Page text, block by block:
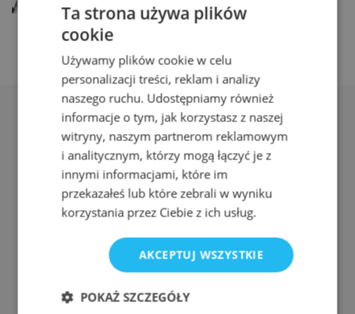
Adres:
ul. Nyska 61a, Wrocław 50-505
Telefon:
511 080 423
E-mail:
Ta strona używa plików
cookie
Używamy plików cookie w celu
personalizacji treści, reklam i analizy
naszego ruchu. Udostępniamy również
informacje o tym, jak korzystasz z naszej
witryny, naszym partnerom reklamowym
i analitycznym, którzy mogą łączyć je z
innymi informacjami, które im
przekazałeś lub które zebrali w wyniku
korzystania przez Ciebie z ich usług.
AKCEPTUJ WSZYSTKIE
POKAŻ SZCZEGÓŁY